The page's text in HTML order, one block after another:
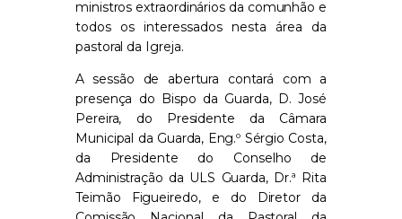
ministros extraordinários da comunhão e
todos os interessados nesta área da
pastoral da Igreja.
A sessão de abertura contará com a
presença do Bispo da Guarda, D. José
Pereira, do Presidente da Câmara
Municipal da Guarda, Eng.º Sérgio Costa,
da Presidente do Conselho de
Administração da ULS Guarda, Dr.ª Rita
Teimão Figueiredo, e do Diretor da